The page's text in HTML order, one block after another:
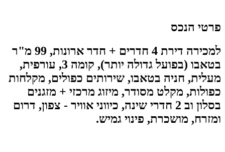
פרטי הנכס
למכירה דירת 4 חדרים + חדר ארונות, 99 מ"ר
בטאבו (בפועל גדולה יותר), קומה 3, עורפית,
מעלית, חניה בטאבו, שירותים כפולים, מקלחות
כפולות, מקלט מסודר, מיזוג מרכזי + מזגנים
בסלון וב 2 חדרי שינה, כיווני אוויר - צפון, דרום
ומזרח, מושכרת, פינוי גמיש.